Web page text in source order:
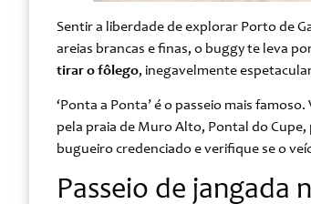
Sentir a liberdade de explorar Porto de
areias brancas e finas, o buggy te leva
tirar o fôlego, inegavelmente
‘Ponta a Ponta’ é o passeio mais
pela praia de Muro Alto, Pontal do Cupe,
bugueiro credenciado e verifique se o
Passeio de jangada